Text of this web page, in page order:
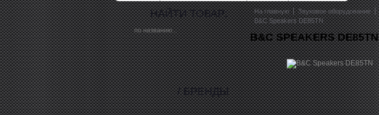
НАЙТИ ТОВАР:
/ БРЕНДЫ
На главную Звуковое оборудование
B&C Speakers DE85TN
B&C SPEAKERS DE85TN